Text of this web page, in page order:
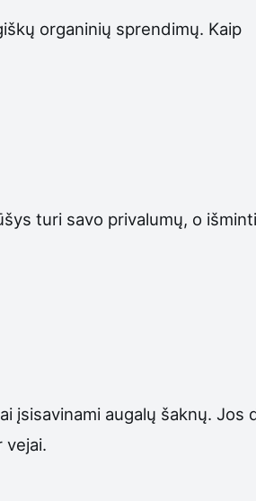
organinių sprendimų. Kaip
turi savo privalumų, o
įsisavinami augalų šaknų. Jos
vejai.